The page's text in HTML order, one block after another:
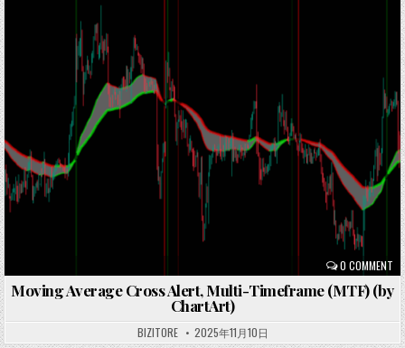
0 COMMENT
Moving Average Cross Alert, Multi-Timeframe (MTF) (by
ChartArt)
BIZITORE 2025年11月10日